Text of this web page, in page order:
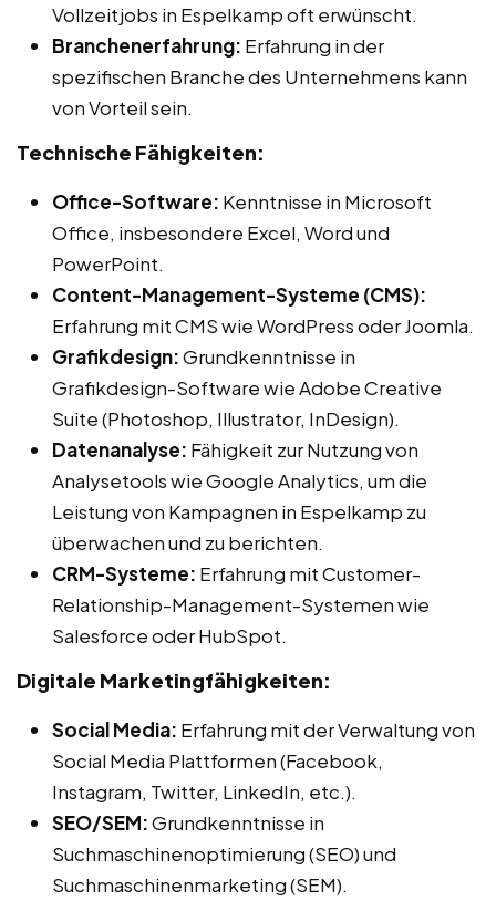
Vollzeitjobs in Espelkamp oft erwünscht.
Branchenerfahrung: Erfahrung in der
spezifischen Branche des Unternehmens kann
von Vorteil sein.
Technische Fähigkeiten:
Office-Software: Kenntnisse in Microsoft
Office, insbesondere Excel, Word und
PowerPoint.
Content-Management-Systeme (CMS):
Erfahrung mit CMS wie WordPress oder Joomla.
Grafikdesign:Grundkenntnisse in
Grafikdesign-Software wie Adobe Creative
Suite (Photoshop, Illustrator, InDesign).
Datenanalyse: Fähigkeit zur Nutzung von
Analysetools wie Google Analytics, um die
Leistung von Kampagnen in Espelkamp zu
überwachen und zu berichten.
CRM-Systeme: Erfahrung mit Customer-
Relationship-Management-Systemen wie
Salesforce oder HubSpot.
Digitale Marketingfähigkeiten:
Social Media: Erfahrung mit der Verwaltung von
Social Media Plattformen (Facebook,
Instagram, Twitter, LinkedIn, etc.).
SEO/SEM:Grundkenntnisse in
Suchmaschinenoptimierung (SEO) und
Suchmaschinenmarketing (SEM).